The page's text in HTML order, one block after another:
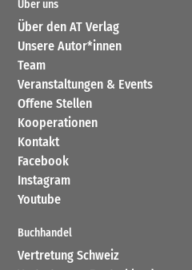
Über uns
Über den AT Verlag
Unsere Autor*innen
Team
Veranstaltungen & Events
Offene Stellen
Kooperationen
Kontakt
Facebook
Instagram
Youtube
Buchhandel
Vertretung Schweiz